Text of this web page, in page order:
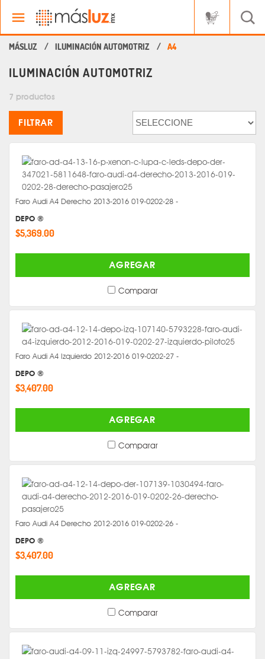
ILUMINACIÓN AUTOMOTRIZ A4
ILUMINACIÓN AUTOMOTRIZ
7 productos
FILTRAR
Faro Audi A4 Derecho 2013-2016 019-0202-28 -
DEPO ®
$5,369.00
AGREGAR
Comparar
Faro Audi A4 Izquierdo 2012-2016 019-0202-27 -
DEPO ®
$3,407.00
AGREGAR
Comparar
Faro Audi A4 Derecho 2012-2016 019-0202-26 -
DEPO ®
$3,407.00
AGREGAR
Comparar